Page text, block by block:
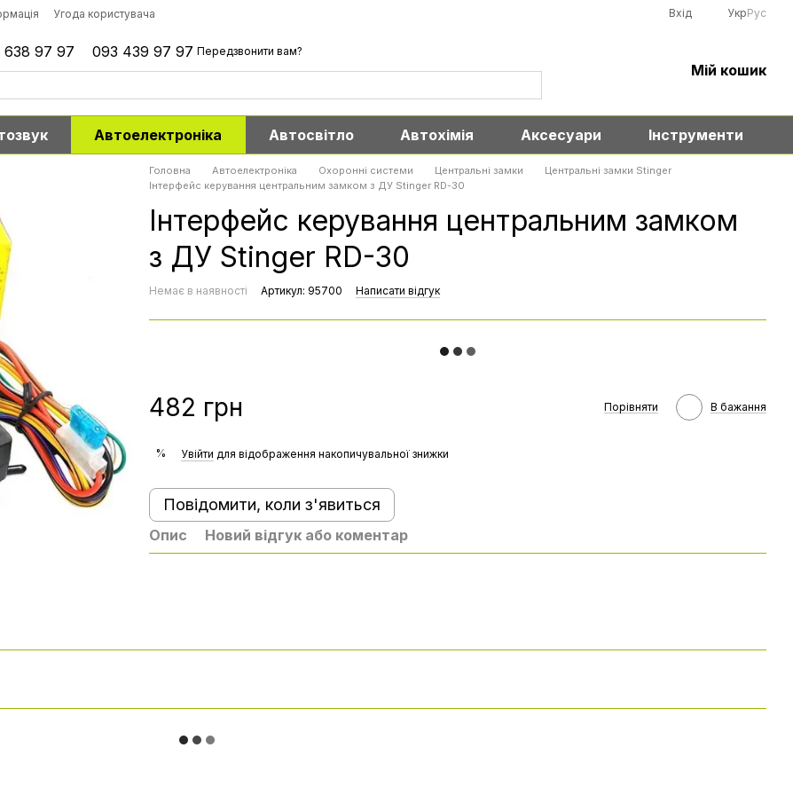
Угода користувача Вхід УкрРус
638 97 97 093 439 97 97 Передзвонити вам?
Мій кошик
Автоелектроніка Автосвітло Автохімія Аксесуари Інструменти
Головна Автоелектроніка Охоронні системи Центральні замки
Центральні замки Stinger
Інтерфейс керування центральним замком з ДУ Stinger RD-30
Інтерфейс керування центральним замком
з ДУ Stinger RD-30
Немає в наявності Артикул: 95700 Написати відгук
482 грн Порівняти В бажання
% Увійти для відображення накопичувальної знижки
Повідомити, коли з'явиться
Опис Новий відгук або коментар